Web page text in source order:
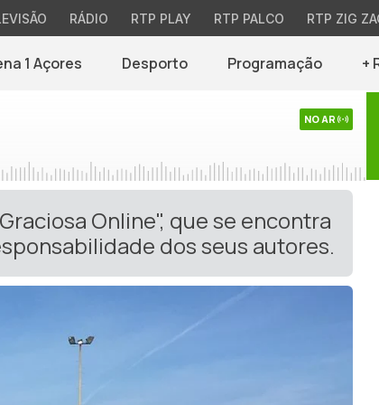
RÁDIO RTP PLAY RTP PALCO RTP ZIG
1 Açores Desporto Programação +
NO AR
Online", que se encontra
dos seus autores.